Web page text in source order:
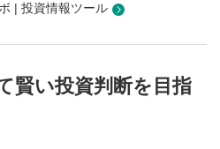
| 投資情報ツール
賢い投資判断を目指